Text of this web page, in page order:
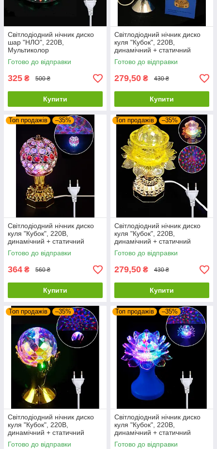
Світлодіодний нічник диско
шар "НЛО", 220В,
Мультиколор
Готово до відправки
325 ₴ 500 ₴
Купити
Світлодіодний нічник диско
куля "Кубок", 220В,
динамічний + статичний
режими, Мультиколор
Готово до відправки
279,50 ₴ 430 ₴
Купити
Топ продажів –35%
Світлодіодний нічник диско
куля "Кубок", 220В,
динамічний + статичний
режими, Мультиколор
Готово до відправки
364 ₴ 560 ₴
Купити
Топ продажів –35%
Світлодіодний нічник диско
куля "Кубок", 220В,
динамічний + статичний
режими, Мультиколор
Готово до відправки
279,50 ₴ 430 ₴
Купити
Топ продажів –35%
Світлодіодний нічник диско
куля "Кубок", 220В,
динамічний + статичний
режими, Мультиколор
Готово до відправки
Топ продажів –35%
Світлодіодний нічник диско
куля "Кубок", 220В,
динамічний + статичний
режими, Мультиколор
Готово до відправки